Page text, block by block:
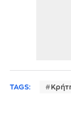
TAGS: